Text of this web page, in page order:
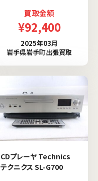
買取金額
¥92,400
2025年03月
岩手県岩手町出張買取
CDプレーヤ Technics
テクニクス SL-G700